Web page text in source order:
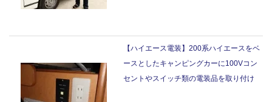
【ハイエース電装】200系ハイエースをベ
ースとしたキャンピングカーに100Vコン
セントやスイッチ類の電装品を取り付け